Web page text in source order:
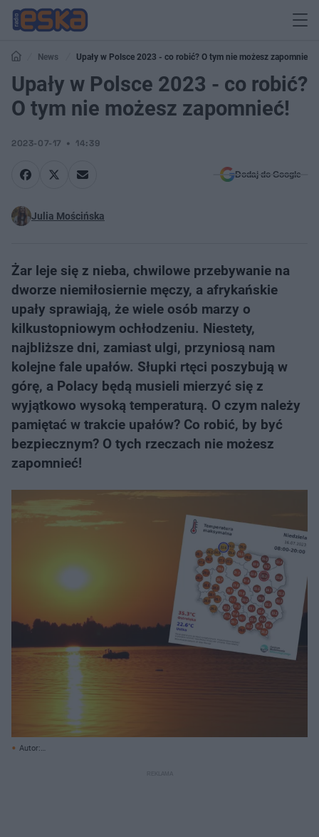
News Upały w Polsce 2023 - co robić? O tym nie możesz zapomnieć!
Upały w Polsce 2023 - co robić?
O tym nie możesz zapomnieć!
2023-07-17 14:39
Dodaj do Google
Julia Mościńska
Żar leje się z nieba, chwilowe przebywanie na
dworze niemiłosiernie męczy, a afrykańskie
upały sprawiają, że wiele osób marzy o
kilkustopniowym ochłodzeniu. Niestety,
najbliższe dni, zamiast ulgi, przyniosą nam
kolejne fale upałów. Słupki rtęci poszybują w
górę, a Polacy będą musieli mierzyć się z
wyjątkowo wysoką temperaturą. O czym należy
pamiętać w trakcie upałów? Co robić, by być
bezpiecznym? O tych rzeczach nie możesz
zapomnieć!
Autor: